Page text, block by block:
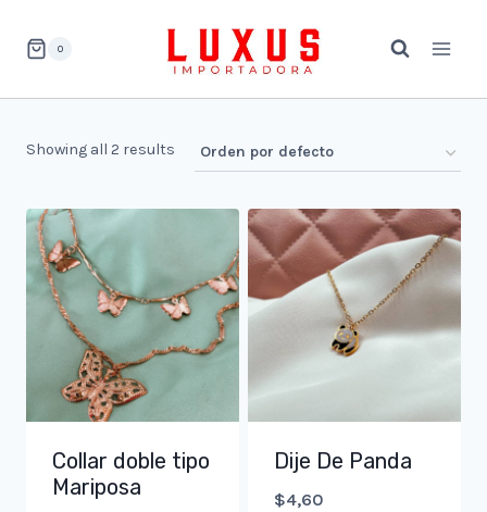
0
Showing all 2 results
Collar doble tipo
Mariposa
Dije De Panda
$4,60